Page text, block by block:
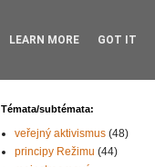
Témata/subtémata:
veřejný aktivismus (48)
principy Režimu (44)
LEARN MORE GOT IT